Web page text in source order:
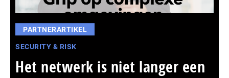
PARTNERARTIKEL
SECURITY & RISK
Het netwerk is niet langer een